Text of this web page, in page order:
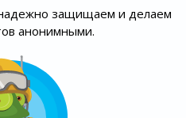
защищаем и делаем
анонимными.